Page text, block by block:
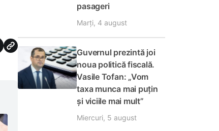
pasageri
Marți, 4 august
Guvernul prezintă joi
noua politică fiscală.
Vasile Tofan: „Vom
taxa munca mai puțin
și viciile mai mult”
Miercuri, 5 august